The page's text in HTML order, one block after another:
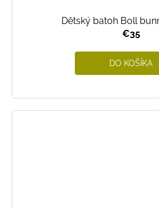
Dětský batoh Boll
€35
DO KOŠÍKA